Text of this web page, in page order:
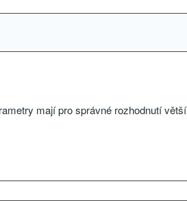
mají pro správné rozhodnutí větší